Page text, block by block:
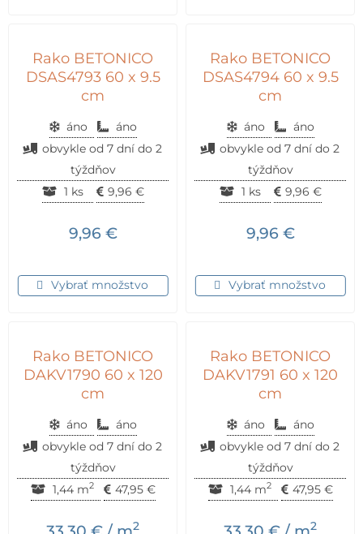
Rako BETONICO
DSAS4793 60 x 9.5
cm
áno
áno
obvykle od 7 dní do 2
týždňov
1 ks
9,96 €
9,96 €
Vybrať množstvo
Rako BETONICO
DSAS4794 60 x 9.5
cm
áno
áno
obvykle od 7 dní do 2
týždňov
1 ks
9,96 €
9,96 €
Vybrať množstvo
Rako BETONICO
DAKV1790 60 x 120
cm
áno
áno
obvykle od 7 dní do 2
týždňov
1,44 m2 47,95 €
2
Rako BETONICO
DAKV1791 60 x 120
cm
áno
áno
obvykle od 7 dní do 2
týždňov
1,44 m2 47,95 €
2